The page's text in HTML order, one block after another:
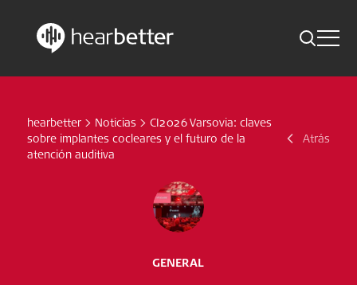
content
Toggle
Estudios compactos
Suscríbete ahora
Buscar
hearbetter > Noticias > CI2026 Varsovia: claves
sobre implantes cocleares y el futuro de la
atención auditiva
Atrás
GENERAL